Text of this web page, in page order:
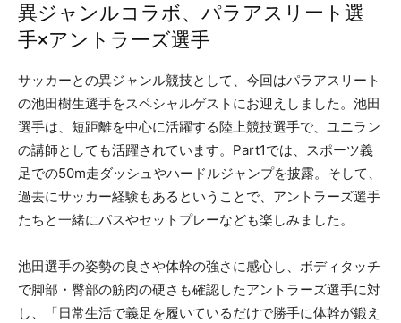
異ジャンルコラボ、パラアスリート選
手×アントラーズ選手
サッカーとの異ジャンル競技として、今回はパラアスリート
の池田樹生選手をスペシャルゲストにお迎えしました。池田
選手は、短距離を中心に活躍する陸上競技選手で、ユニラン
の講師としても活躍されています。Part1では、スポーツ義
足での50m走ダッシュやハードルジャンプを披露。そして、
過去にサッカー経験もあるということで、アントラーズ選手
たちと一緒にパスやセットプレーなども楽しみました。
池田選手の姿勢の良さや体幹の強さに感心し、ボディタッチ
で脚部・臀部の筋肉の硬さも確認したアントラーズ選手に対
し、「日常生活で義足を履いているだけで勝手に体幹が鍛え